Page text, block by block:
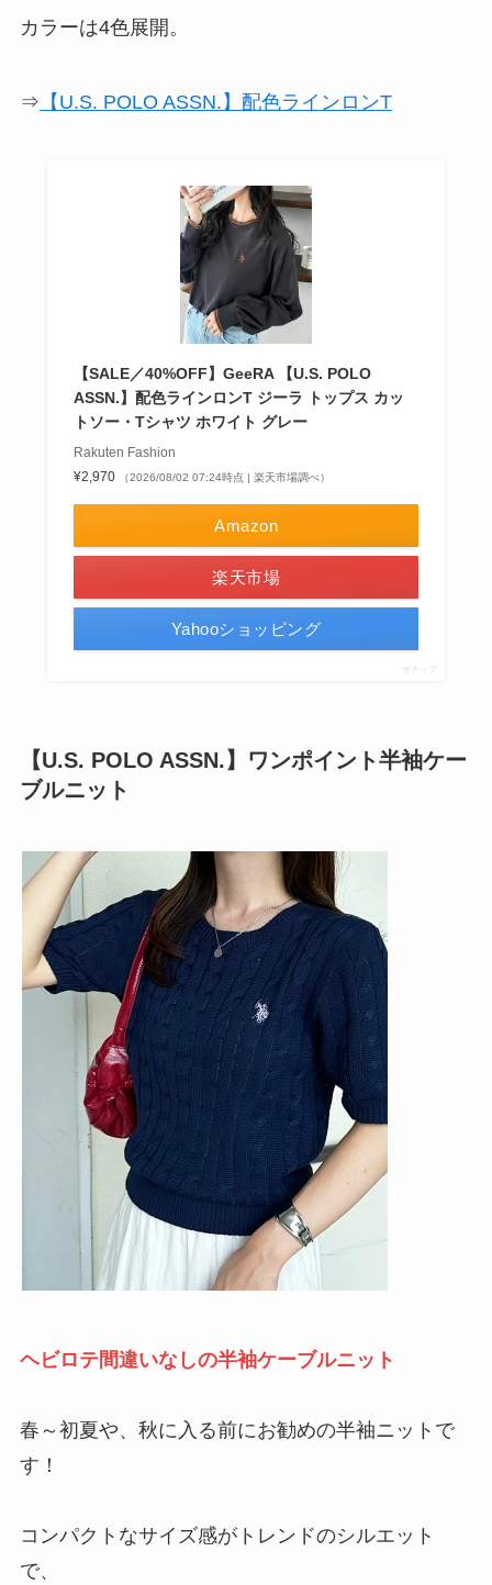
カラーは4色展開。
⇒ 【U.S. POLO ASSN.】配色ラインロンT
【SALE／40%OFF】GeeRA 【U.S. POLO
ASSN.】配色ラインロンT ジーラ トップス カッ
トソー・Tシャツ ホワイト グレー
Rakuten Fashion
¥2,970
（2026/08/02 07:24時点 | 楽天市場調べ）
Amazon
楽天市場
Yahooショッピング
ポチップ
【U.S. POLO ASSN.】ワンポイント半袖ケー
ブルニット
ヘビロテ間違いなしの半袖ケーブルニット
春～初夏や、秋に入る前にお勧めの半袖ニットで
す！
コンパクトなサイズ感がトレンドのシルエット
で、